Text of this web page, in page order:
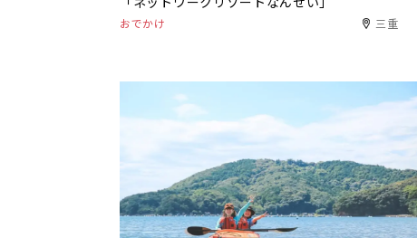
おでかけ 三重